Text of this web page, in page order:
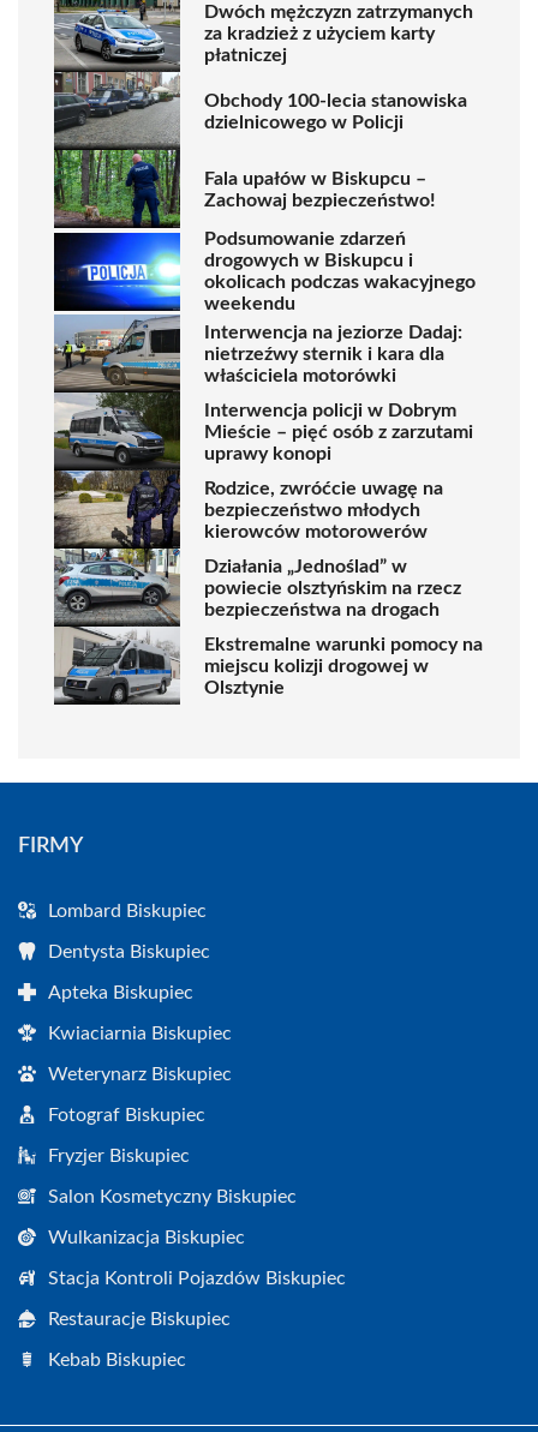
Dwóch mężczyzn zatrzymanych
za kradzież z użyciem karty
płatniczej
Obchody 100-lecia stanowiska
dzielnicowego w Policji
Fala upałów w Biskupcu –
Zachowaj bezpieczeństwo!
Podsumowanie zdarzeń
drogowych w Biskupcu i
okolicach podczas wakacyjnego
weekendu
Interwencja na jeziorze Dadaj:
nietrzeźwy sternik i kara dla
właściciela motorówki
Interwencja policji w Dobrym
Mieście – pięć osób z zarzutami
uprawy konopi
Rodzice, zwróćcie uwagę na
bezpieczeństwo młodych
kierowców motorowerów
Działania „Jednoślad” w
powiecie olsztyńskim na rzecz
bezpieczeństwa na drogach
Ekstremalne warunki pomocy na
miejscu kolizji drogowej w
Olsztynie
FIRMY
Lombard Biskupiec
Dentysta Biskupiec
Apteka Biskupiec
Kwiaciarnia Biskupiec
Weterynarz Biskupiec
Fotograf Biskupiec
Fryzjer Biskupiec
Salon Kosmetyczny Biskupiec
Wulkanizacja Biskupiec
Stacja Kontroli Pojazdów Biskupiec
Restauracje Biskupiec
Kebab Biskupiec